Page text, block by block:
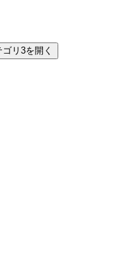
ゴリ3を開く